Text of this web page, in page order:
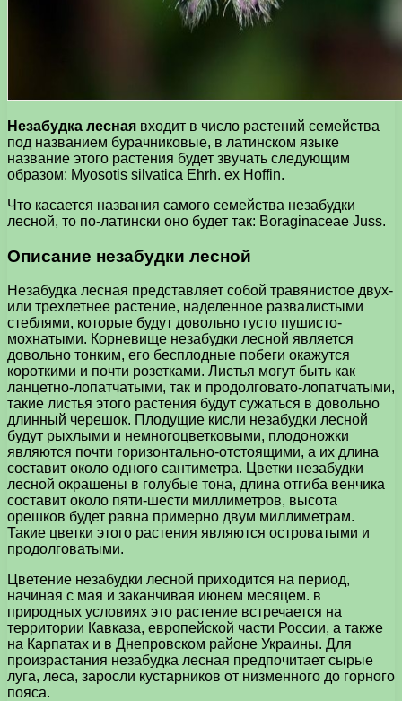
Незабудка лесная входит в число растений семейства
под названием бурачниковые, в латинском языке
название этого растения будет звучать следующим
образом: Myosotis silvatica Ehrh. ex Hoffin.
Что касается названия самого семейства незабудки
лесной, то по-латински оно будет так: Boraginaceae Juss.
Описание незабудки лесной
Незабудка лесная представляет собой травянистое двух-
или трехлетнее растение, наделенное развалистыми
стеблями, которые будут довольно густо пушисто-
мохнатыми. Корневище незабудки лесной является
довольно тонким, его бесплодные побеги окажутся
короткими и почти розетками. Листья могут быть как
ланцетно-лопатчатыми, так и продолговато-лопатчатыми,
такие листья этого растения будут сужаться в довольно
длинный черешок. Плодущие кисли незабудки лесной
будут рыхлыми и немногоцветковыми, плодоножки
являются почти горизонтально-отстоящими, а их длина
составит около одного сантиметра. Цветки незабудки
лесной окрашены в голубые тона, длина отгиба венчика
составит около пяти-шести миллиметров, высота
орешков будет равна примерно двум миллиметрам.
Такие цветки этого растения являются островатыми и
продолговатыми.
Цветение незабудки лесной приходится на период,
начиная с мая и заканчивая июнем месяцем. в
природных условиях это растение встречается на
территории Кавказа, европейской части России, а также
на Карпатах и в Днепровском районе Украины. Для
произрастания незабудка лесная предпочитает сырые
луга, леса, заросли кустарников от низменного до горного
пояса.